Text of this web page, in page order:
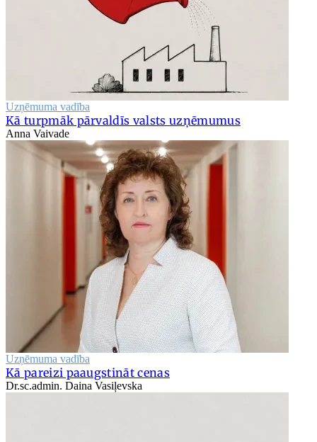
Uzņēmuma vadība
Kā turpmāk pārvaldīs valsts uzņēmumus
Anna Vaivade
Uzņēmuma vadība
Kā pareizi paaugstināt cenas
Dr.sc.admin. Daina Vasiļevska